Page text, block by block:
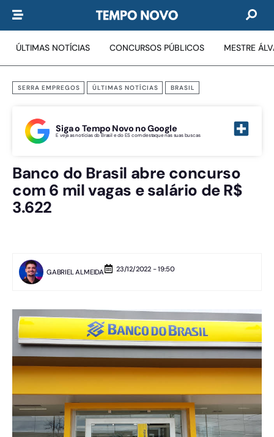
ÚLTIMAS NOTÍCIAS CONCURSOS PÚBLICOS MESTRE
SERRA EMPREGOS ÚLTIMAS NOTÍCIAS BRASIL
Siga o Tempo Novo no Google
E veja as notícias do Brasil e do ES com destaque nas suas buscas
Banco do Brasil abre concurso
com 6 mil vagas e salário de R$
3.622
GABRIEL ALMEIDA 23/12/2022 - 19:50